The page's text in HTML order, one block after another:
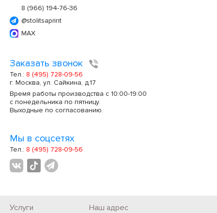
8 (966) 194-76-36
@stolitsaprint
MAX
Заказать звонок
Тел.: 8 (495) 728-09-56
г. Москва, ул. Сайкина, д.17
Время работы производства с 10:00-19:00
с понедельника по пятницу.
Выходные по согласованию.
Мы в соцсетях
Тел.: 8 (495) 728-09-56
Услуги Наш адрес